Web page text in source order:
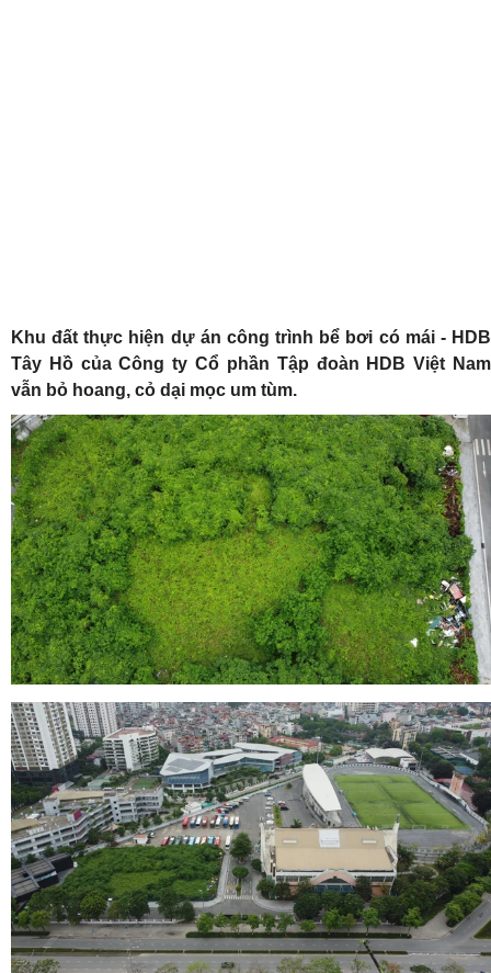
Khu đất thực hiện dự án công trình bể bơi có mái - HDB
Tây Hồ của Công ty Cổ phần Tập đoàn HDB Việt Nam
vẫn bỏ hoang, cỏ dại mọc um tùm.